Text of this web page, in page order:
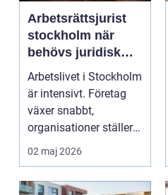
Arbetsrättsjurist
stockholm när
behövs juridisk
hjälp i arbetslivet?
Arbetslivet i Stockholm
är intensivt. Företag
växer snabbt,
organisationer ställer
om och branscher ...
02 maj 2026